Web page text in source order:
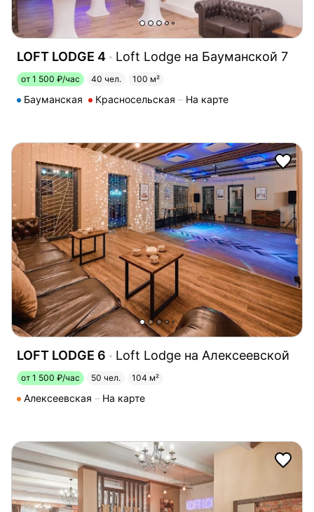
LOFT LODGE 4 Loft Lodge на Бауманской 7
от 1 500 ₽/час 40 чел. 100 м²
Бауманская Красносельская На карте
LOFT LODGE 6 Loft Lodge на Алексеевской
от 1 500 ₽/час 50 чел. 104 м²
Алексеевская На карте